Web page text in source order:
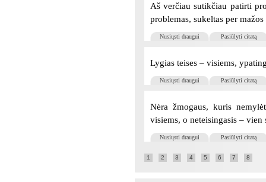
Aš verčiau sutikčiau patirti
problemas, sukeltas per mažos
Nusiųsti draugui Pasiūlyti citatą
Lygias teises – visiems,
Nusiųsti draugui Pasiūlyti citatą
Nėra žmogaus, kuris
visiems, o neteisingasis – vien
Nusiųsti draugui Pasiūlyti citatą
1 2 3 4 5 6 7 8